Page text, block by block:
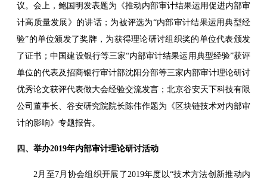
议。会上，鲍国明发表题为《推动内部审计结果运用促进内部审
计高质量发展》的讲话；为被评选为“内部审计结果运用典型经
验”的单位颁发了奖牌，为获得理论研讨组织奖的单位代表颁发
了证书；中国建设银行等三家“内部审计结果运用典型经验”获评
单位的代表及招商银行审计部沈阳分部等三家内部审计理论研讨
优秀论文获评代表做大会经验交流发言；北京谷安天下科技有限
公司董事长、谷安研究院院长陈伟作题为《区块链技术对内部审
计的影响》专题报告。
四、举办2019年内部审计理论研讨活动
2月至7月协会组织开展了2019年度以“技术方法创新推动内